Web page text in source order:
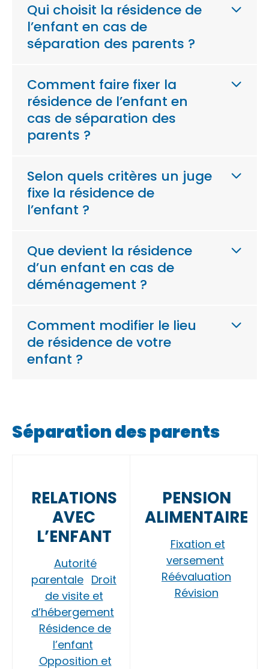
Qui choisit la résidence de
l’enfant en cas de
séparation des parents ?
Comment faire fixer la
résidence de l’enfant en
cas de séparation des
parents ?
Selon quels critères un juge
fixe la résidence de
l’enfant ?
Que devient la résidence
d’un enfant en cas de
déménagement ?
Comment modifier le lieu
de résidence de votre
enfant ?
Séparation des parents
RELATIONS
AVEC
L’ENFANT
Autorité
parentale Droit
de visite et
d’hébergement
Résidence de
l’enfant
Opposition et
PENSION
ALIMENTAIRE
Fixation et
versement
Réévaluation
Révision